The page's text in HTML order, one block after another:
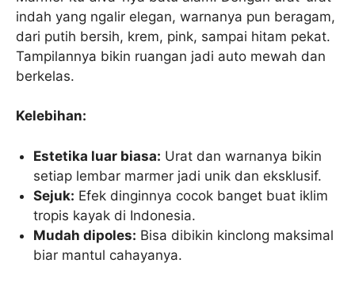
indah yang ngalir elegan, warnanya pun beragam,
dari putih bersih, krem, pink, sampai hitam pekat.
Tampilannya bikin ruangan jadi auto mewah dan
berkelas.
Kelebihan:
Estetika luar biasa: Urat dan warnanya bikin
setiap lembar marmer jadi unik dan eksklusif.
Sejuk: Efek dinginnya cocok banget buat iklim
tropis kayak di Indonesia.
Mudah dipoles: Bisa dibikin kinclong maksimal
biar mantul cahayanya.